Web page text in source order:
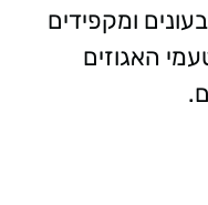
ומקפידים
האגוזים